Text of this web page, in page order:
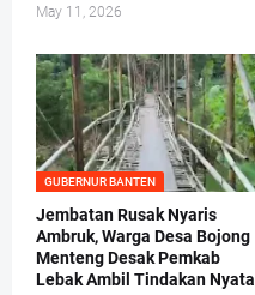
May 11, 2026
GUBERNUR BANTEN
Jembatan Rusak Nyaris
Ambruk, Warga Desa Bojong
Menteng Desak Pemkab
Lebak Ambil Tindakan Nyata